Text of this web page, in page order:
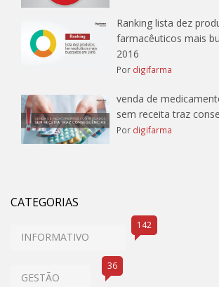
Ranking lista dez
farmacêuticos mais
2016
Por digifarma
venda de
sem receita traz
Por digifarma
CATEGORIAS
INFORMATIVO
142
GESTÃO
36